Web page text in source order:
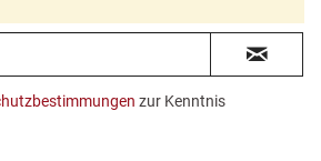
zur Kenntnis